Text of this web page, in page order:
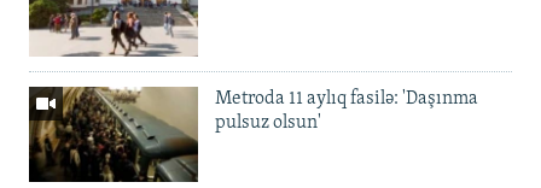
Metroda 11 aylıq fasilə: 'Daşınma
pulsuz olsun'